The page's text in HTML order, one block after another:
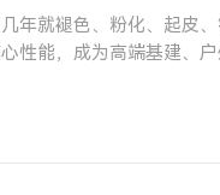
年就褪色、粉化、起皮
性能，成为高端基建、